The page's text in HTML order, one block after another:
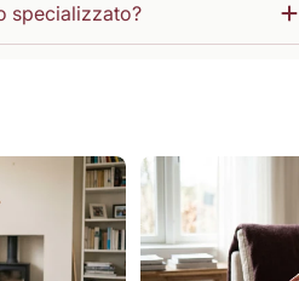
specializzato?